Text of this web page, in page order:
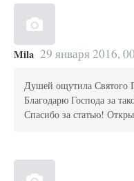
Mila 29 января 2016,
Душей ощутила Святого
Благодарю Господа за
Спасибо за статью!